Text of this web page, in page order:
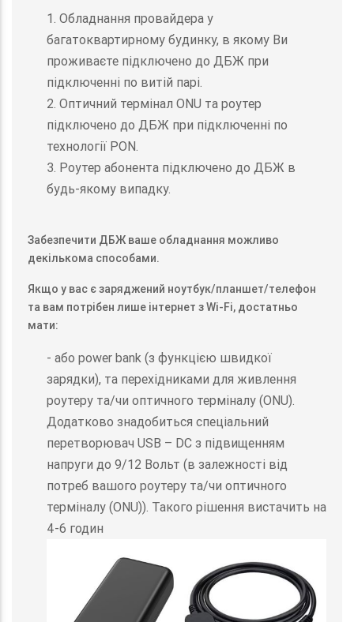
1. Обладнання провайдера у
багатоквартирному будинку, в якому Ви
проживаєте підключено до ДБЖ при
підключенні по витій парі.
2. Оптичний термінал ONU та роутер
підключено до ДБЖ при підключенні по
технології PON.
3. Роутер абонента підключено до ДБЖ в
будь-якому випадку.
Забезпечити ДБЖ ваше обладнання можливо
декількома способами.
Якщо у вас є заряджений ноутбук/планшет/телефон
та вам потрібен лише інтернет з Wi-Fi, достатньо
мати:
- або power bank (з функцією швидкої
зарядки), та перехідниками для живлення
роутеру та/чи оптичного терміналу (ONU).
Додатково знадобиться спеціальний
перетворювач USB – DC з підвищенням
напруги до 9/12 Вольт (в залежності від
потреб вашого роутеру та/чи оптичного
терміналу (ONU)). Такого рішення вистачить на
4-6 годин